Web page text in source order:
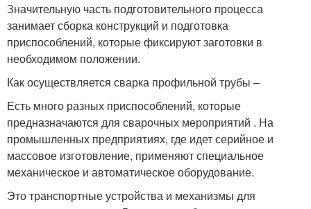
Значительную часть подготовительного процесса
занимает сборка конструкций и подготовка
приспособлений, которые фиксируют заготовки в
необходимом положении.
Как осуществляется сварка профильной трубы –
Есть много разных приспособлений, которые
предназначаются для сварочных мероприятий . На
промышленных предприятиях, где идет серийное и
массовое изготовление, применяют специальное
механическое и автоматическое оборудование.
Это транспортные устройства и механизмы для